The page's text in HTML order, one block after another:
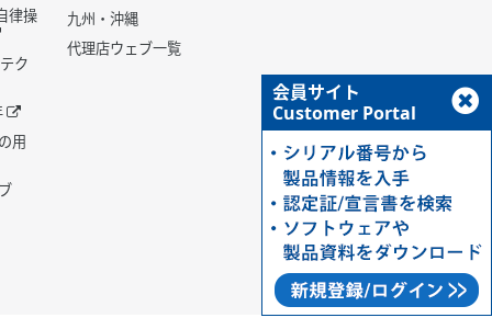
律操
ク
用
九州・沖縄
代理店ウェブ一覧
会員サイト
Customer Portal